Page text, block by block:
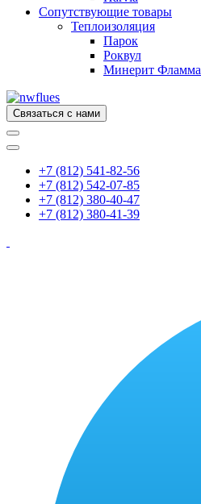
Сопутствующие товары
Теплоизоляция
Парок
Роквул
Минерит Фламма
Связаться с нами
+7 (812) 541-82-56
+7 (812) 542-07-85
+7 (812) 380-40-47
+7 (812) 380-41-39